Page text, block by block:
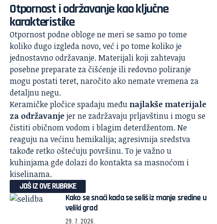
Otpornost i održavanje kao ključne
karakteristike
Otpornost podne obloge ne meri se samo po tome
koliko dugo izgleda novo, već i po tome koliko je
jednostavno održavanje. Materijali koji zahtevaju
posebne preparate za čišćenje ili redovno poliranje
mogu postati teret, naročito ako nemate vremena za
detaljnu negu.
Keramičke pločice spadaju među najlakše materijale
za održavanjejer ne zadržavaju prljavštinu i mogu se
čistiti običnom vodom i blagim deterdžentom. Ne
reaguju na većinu hemikalija; agresivnija sredstva
takođe retko oštećuju površinu. To je važno u
kuhinjama gde dolazi do kontakta sa masnoćom i
kiselinama.
JOŠ IZ OVE RUBRIKE
Kako se snaći kada se seliš iz manje sredine u
veliki grad
29. 7. 2026.